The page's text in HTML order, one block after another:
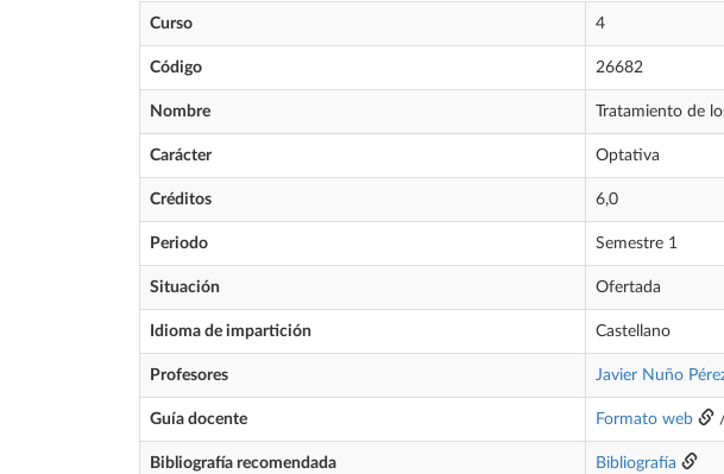
Curso 4
Código 26682
Nombre Tratamiento de
Carácter Optativa
Créditos 6,0
Periodo Semestre 1
Situación Ofertada
Idioma de impartición Castellano
Profesores Javier Nuño
Guía docente Formato web
Bibliografía recomendada Bibliografía